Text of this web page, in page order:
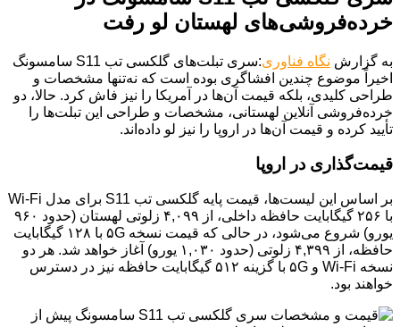
خرده‌فروشی‌های لهستان لو رفت
به گزارش نگاه فناوری
:سری تبلت‌های گلکسی تب S11 سامسونگ
اخیراً موضوع چندین افشاگری بوده است که نه‌تنها مشخصات و
طراحی کلیدی، بلکه قیمت آن‌ها در آمریکا را نیز فاش کرد. حالا، دو
خرده‌فروشی آنلاین لهستانی، مشخصات و طراحی این تبلت‌ها را
تأیید کرده و قیمت آن‌ها در اروپا را نیز لو داده‌اند.
قیمت‌گذاری در اروپا
بر اساس این لیست‌ها، قیمت پایه گلکسی تب S11 برای مدل Wi-Fi
با ۲۵۶ گیگابایت حافظه داخلی، از ۴,۰۹۹ زلوتی لهستان (حدود ۹۶۰
یورو) شروع می‌شود، در حالی که قیمت نسخه ۵G با ۱۲۸ گیگابایت
حافظه، از ۴,۳۹۹ زلوتی (حدود ۱,۰۳۰ یورو) آغاز خواهد شد. هر دو
نسخه Wi-Fi و ۵G با گزینه ۵۱۲ گیگابایت حافظه نیز در دسترس
خواهند بود.